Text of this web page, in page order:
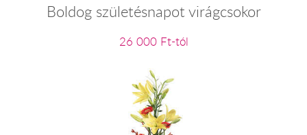
Boldog születésnapot virágcsokor
26 000 Ft-tól